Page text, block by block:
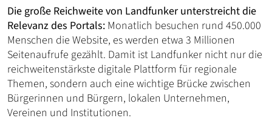
Die große Reichweite von Landfunker unterstreicht die
Relevanz des Portals: Monatlich besuchen rund 450.000
Menschen die Website, es werden etwa 3 Millionen
Seitenaufrufe gezählt. Damit ist Landfunker nicht nur die
reichweitenstärkste digitale Plattform für regionale
Themen, sondern auch eine wichtige Brücke zwischen
Bürgerinnen und Bürgern, lokalen Unternehmen,
Vereinen und Institutionen.